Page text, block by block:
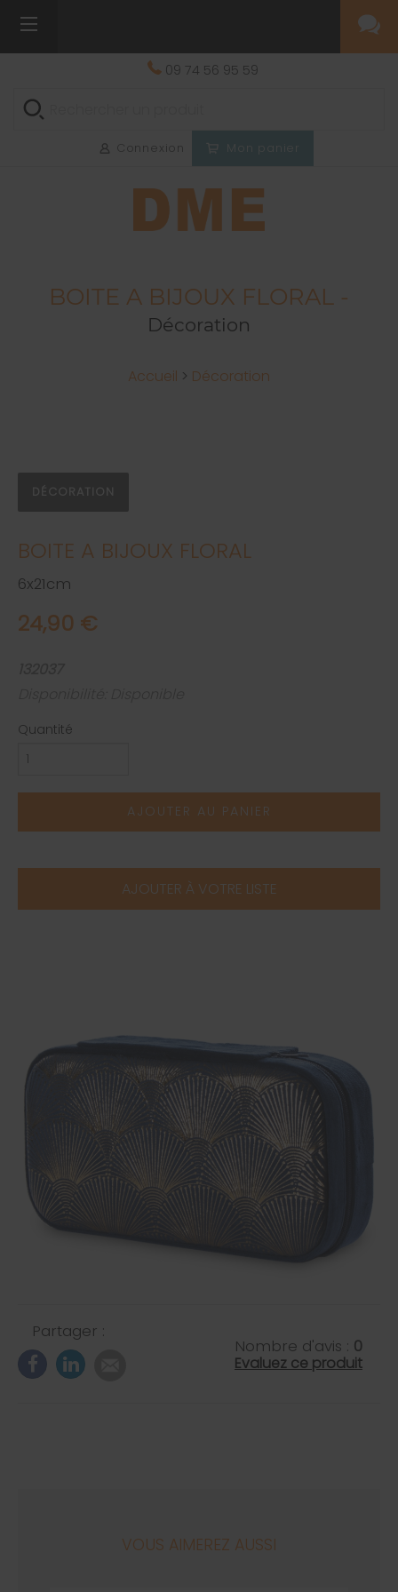
09 74 56 95 59
Connexion
BOITE A BIJOUX FLORAL -
Décoration
Accueil > Décoration
DÉCORATION
BOITE A BIJOUX FLORAL
6x21cm
24,90 €
Quantité
AJOUTER AU PANIER
AJOUTER À VOTRE LISTE
Partager :
Nombre d'avis : 0
Evaluez ce produit
VOUS AIMEREZ AUSSI